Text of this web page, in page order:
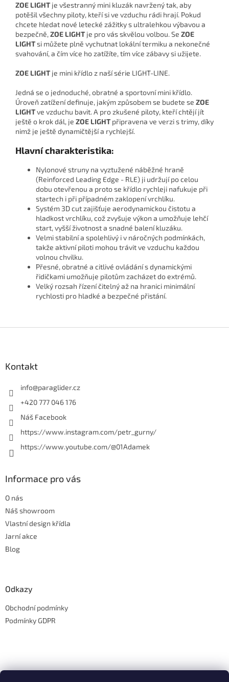
ZOE LIGHTje všestranný mini kluzák navržený tak, aby
potěšil všechny piloty, kteří si ve vzduchu rádi hrají. Pokud
chcete hledat nové letecké zážitky s ultralehkou výbavou a
bezpečně, ZOE LIGHTje pro vás skvělou volbou. Se ZOE
LIGHTsi můžete plně vychutnat lokální termiku a nekonečné
svahování, a čím více ho zatížíte, tím více zábavy si užijete.
ZOE LIGHTje mini křídlo z naší série LIGHT-LINE.
Jedná se o jednoduché, obratné a sportovní mini křídlo.
Úroveň zatížení definuje, jakým způsobem se budete se ZOE
LIGHTve vzduchu bavit. A pro zkušené piloty, kteří chtějí jít
ještě o krok dál, je ZOE LIGHTpřipravena ve verzi s trimy, díky
nimž je ještě dynamičtější a rychlejší.
Hlavní charakteristika:
Nylonové struny na vyztužené náběžné hraně
(Reinforced Leading Edge - RLE) ji udržují po celou
dobu otevřenou a proto se křídlo rychleji nafukuje při
startech i při případném zaklopení vrchlíku.
Systém 3D cut zajišťuje aerodynamickou čistotu a
hladkost vrchlíku, což zvyšuje výkon a umožňuje lehčí
start, vyšší životnost a snadné balení kluzáku.
Velmi stabilní a spolehlivý i v náročných podmínkách,
takže aktivní piloti mohou trávit ve vzduchu každou
volnou chvilku.
Přesné, obratné a citlivé ovládání s dynamickými
řidičkami umožňuje pilotům zacházet do extrémů.
Velký rozsah řízení čitelný až na hranici minimální
rychlosti pro hladké a bezpečné přistání.
Kontakt
info@paraglider.cz
+420 777 046 176
Náš Facebook
https://www.instagram.com/petr_gurny/
https://www.youtube.com/@01Adamek
Informace pro vás
O nás
Náš showroom
Vlastní design křídla
Jarní akce
Blog
Odkazy
Obchodní podmínky
Podmínky GDPR